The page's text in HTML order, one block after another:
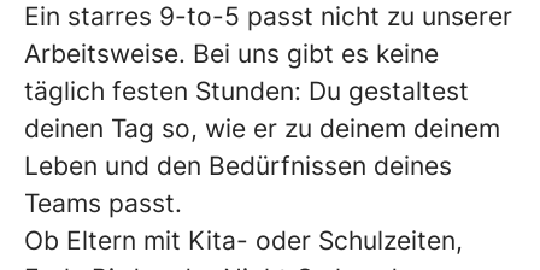
Ein starres 9-to-5 passt nicht zu unserer
Arbeitsweise. Bei uns gibt es keine
täglich festen Stunden: Du gestaltest
deinen Tag so, wie er zu deinem deinem
Leben und den Bedürfnissen deines
Teams passt.
Ob Eltern mit Kita- oder Schulzeiten,